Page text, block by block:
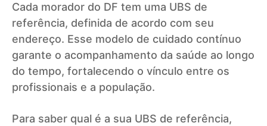
Cada morador do DF tem uma UBS de
referência, definida de acordo com seu
endereço. Esse modelo de cuidado contínuo
garante o acompanhamento da saúde ao longo
do tempo, fortalecendo o vínculo entre os
profissionais e a população.
Para saber qual é a sua UBS de referência,